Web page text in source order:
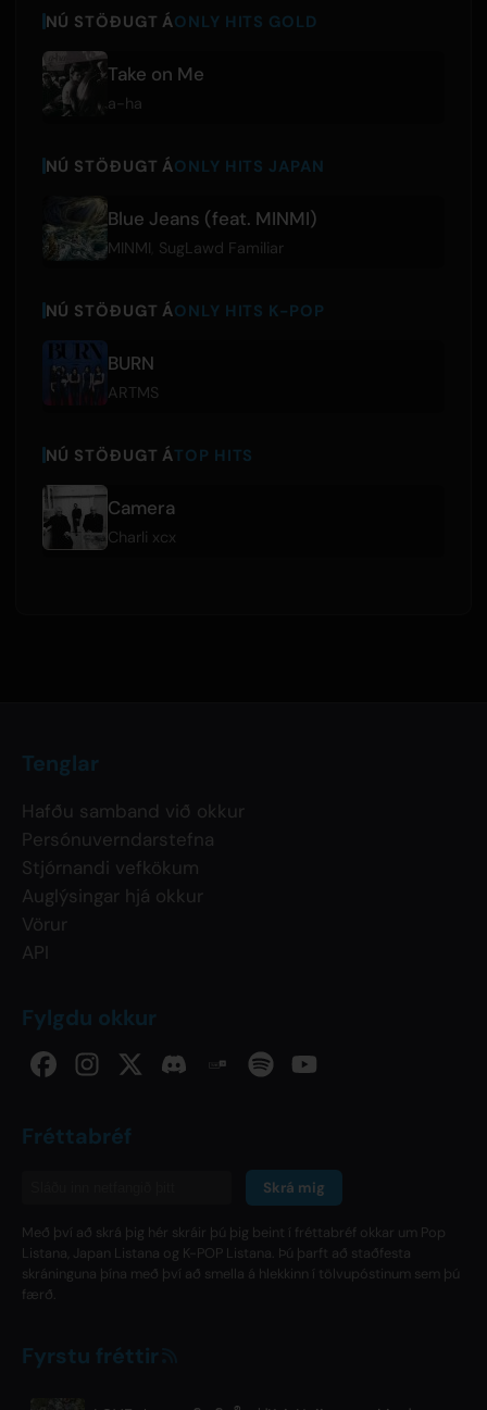
NÚ STÖÐUGT ÁONLY HITS GOLD
Take on Me
a-ha
NÚ STÖÐUGT ÁONLY HITS JAPAN
Blue Jeans (feat. MINMI)
MINMI SugLawd Familiar
NÚ STÖÐUGT ÁONLY HITS K-POP
BURN
ARTMS
NÚ STÖÐUGT ÁTOP HITS
Camera
Charli xcx
Tenglar
Hafðu samband við okkur
Persónuverndarstefna
Stjórnandi vefkökum
Auglýsingar hjá okkur
Vörur
API
Fylgdu okkur
Fréttabréf
Skrá mig
Með því að skrá þig hér skráir þú þig beint í fréttabréf okkar um Pop
Listana, Japan Listana og K-POP Listana. Þú þarft að staðfesta
skráninguna þína með því að smella á hlekkinn í tölvupóstinum sem þú
færð.
Fyrstu fréttir